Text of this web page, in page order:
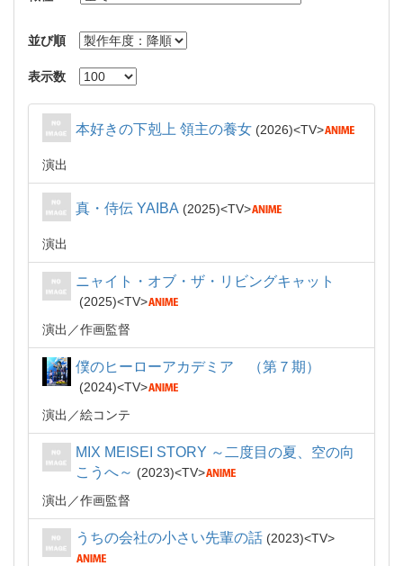
並び順
表示数
本好きの下剋上 領主の養女 2026 TV
演出
真・侍伝 YAIBA 2025 TV
演出
ニャイト・オブ・ザ・リビングキャット
2025
TV
演出
作画監督
僕のヒーローアカデミア （第７期）
2024
TV
演出
絵コンテ
MIX MEISEI STORY ～二度目の夏、空の向
こうへ～
2023
TV
演出
作画監督
うちの会社の小さい先輩の話 2023 TV